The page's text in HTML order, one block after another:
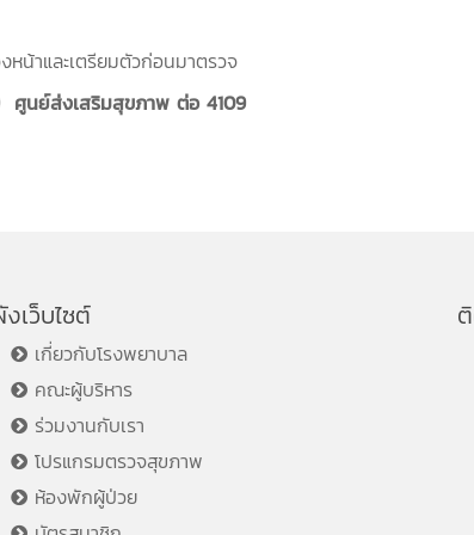
หน้าและเตรียมตัวก่อนมาตรวจ
ศูนย์ส่งเสริมสุขภาพ ต่อ 4109
เว็บไซต์
เกี่ยวกับโรงพยาบาล
คณะผู้บริหาร
ร่วมงานกับเรา
โปรแกรมตรวจสุขภาพ
ห้องพักผู้ป่วย